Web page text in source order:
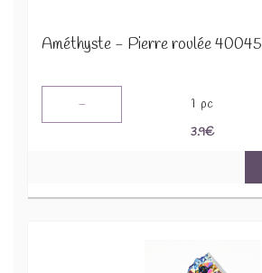
Améthyste - Pierre roulée 40045
- 1 pc
3.9€